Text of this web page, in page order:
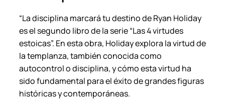
d
e
s
t
i
n
o
“La disciplina marcará tu destinode Ryan Holiday
es el segundo libro de la serie “Las 4 virtudes
estoicas”. En esta obra, Holiday explora la virtud de
la templanza, también conocida como
autocontrol o disciplina, y cómo esta virtud ha
sido fundamental para el éxito de grandes figuras
históricas y contemporáneas.